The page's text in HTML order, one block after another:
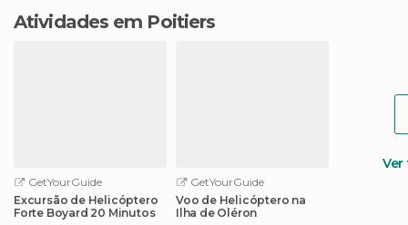
Atividades em Poitiers
GetYourGuide
Excursão de Helicóptero
Forte Boyard 20 Minutos
GetYourGuide
Voo de Helicóptero na
Ilha de Oléron